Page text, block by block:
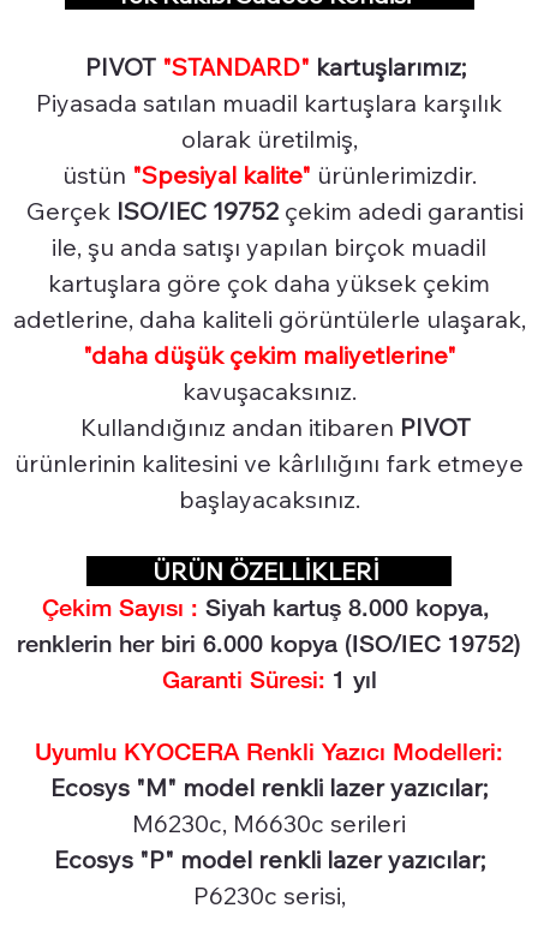
PIVOT "STANDARD" kartuşlarımız;
Piyasada satılan muadil kartuşlara karşılık
olarak üretilmiş,
üstün "Spesiyal kalite" ürünlerimizdir.
Gerçek ISO/IEC 19752 çekim adedi garantisi
ile, şu anda satışı yapılan birçok muadil
kartuşlara göre çok daha yüksek çekim
adetlerine, daha kaliteli görüntülerle ulaşarak,
"daha düşük çekim maliyetlerine"
kavuşacaksınız.
Kullandığınız andan itibaren PIVOT
ürünlerinin kalitesini ve kârlılığını fark etmeye
başlayacaksınız.
ÜRÜN ÖZELLİKLERİ
Çekim Sayısı : Siyah kartuş 8.000 kopya,
renklerin her biri 6.000 kopya (ISO/IEC 19752)
Garanti Süresi: 1 yıl
Uyumlu KYOCERA Renkli Yazıcı Modelleri:
Ecosys "M" model renkli lazer yazıcılar;
M6230c, M6630c serileri
Ecosys "P" model renkli lazer yazıcılar;
P6230c serisi,